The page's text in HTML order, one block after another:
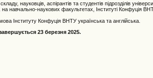
науковців, аспірантів та студентів підрозділів
навчально-наукових факультетах, Інституті Конфуція
Інституту Конфуція ВНТУ українська та англійська.
23 березня 2025.